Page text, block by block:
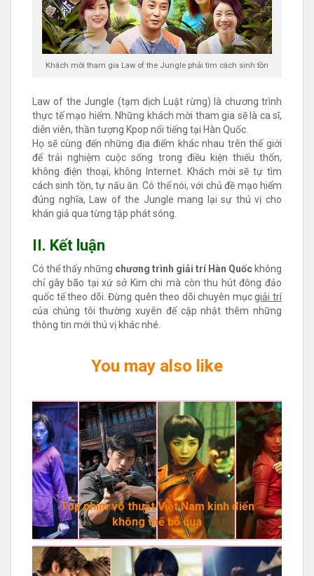
Khách mời tham gia Law of the Jungle phải tìm cách sinh tồn
Law of the Jungle (tạm dịch Luật rừng) là chương trình
thực tế mạo hiểm. Những khách mời tham gia sẽ là ca sĩ,
diễn viên, thần tượng Kpop nổi tiếng tại Hàn Quốc.
Họ sẽ cùng đến những địa điểm khác nhau trên thế giới
để trải nghiệm cuộc sống trong điều kiện thiếu thốn,
không điện thoại, không Internet. Khách mời sẽ tự tìm
cách sinh tồn, tự nấu ăn. Có thể nói, với chủ đề mạo hiểm
đúng nghĩa, Law of the Jungle mang lại sự thú vị cho
khán giả qua từng tập phát sóng.
II. Kết luận
Có thể thấy những chương trình giải trí Hàn Quốc không
chỉ gây bão tại xứ sở Kim chi mà còn thu hút đông đảo
quốc tế theo dõi. Đừng quên theo dõi chuyên mụcgiải trí
của chúng tôi thường xuyên để cập nhật thêm những
thông tin mới thú vị khác nhé.
You may also like
Top phim võ thuật Việt Nam kinh điển
không thể bỏ qua